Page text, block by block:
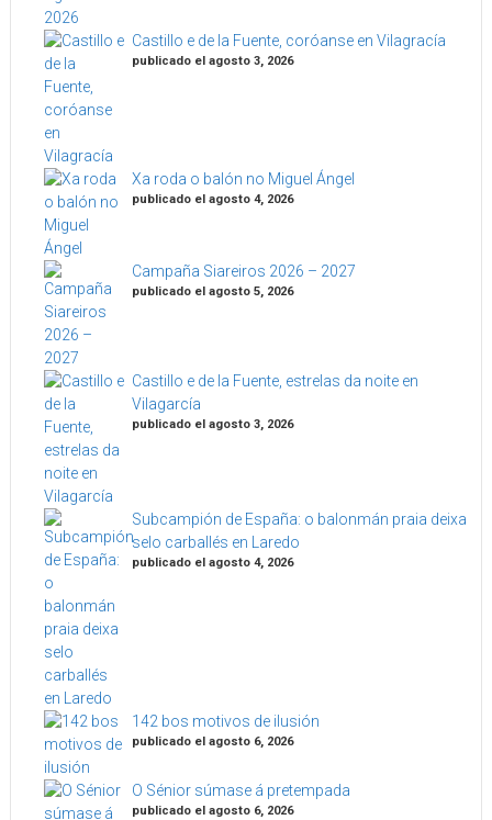
Castillo e de la Fuente, coróanse en Vilagracía
publicado el agosto 3, 2026
Xa roda o balón no Miguel Ángel
publicado el agosto 4, 2026
Campaña Siareiros 2026 – 2027
publicado el agosto 5, 2026
Castillo e de la Fuente, estrelas da noite en
Vilagarcía
publicado el agosto 3, 2026
Subcampión de España: o balonmán praia deixa
selo carballés en Laredo
publicado el agosto 4, 2026
142 bos motivos de ilusión
publicado el agosto 6, 2026
O Sénior súmase á pretempada
publicado el agosto 6, 2026